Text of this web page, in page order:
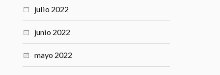
julio 2022
junio 2022
mayo 2022